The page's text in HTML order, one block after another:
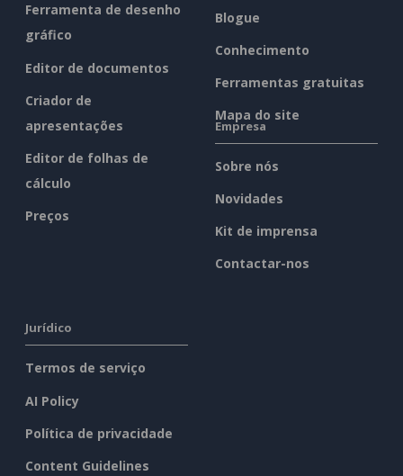
Ferramenta de desenho
gráfico
Editor de documentos
Criador de
apresentações
Editor de folhas de
cálculo
Preços
Blogue
Conhecimento
Ferramentas gratuitas
Mapa do site
Empresa
Sobre nós
Novidades
Kit de imprensa
Contactar-nos
Jurídico
Termos de serviço
AI Policy
Política de privacidade
Content Guidelines